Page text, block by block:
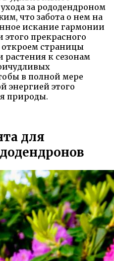
за рододендроном
что забота о нем на
искание гармонии
прекрасного
откроем страницы
к сезонам
в полной мере
энергией этого
природы.
для